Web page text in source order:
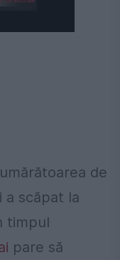
de
a scăpat la
timpul
pare să